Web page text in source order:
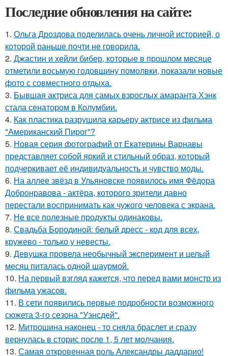
Последние обновления на сайте:
1. Ольга Дроздова поделилась очень личной историей, о
которой раньше почти не говорила.
2. Джастин и хейли бибер, которые в прошлом месяце
отметили восьмую годовщину помолвки, показали новые
фото с совместного отдыха.
3. Бывшая актриса для самых взрослых амаранта Хэнк
стала сенатором в Колумбии.
4. Как пластика разрушила карьеру актрисе из фильма
"Американский Пирог"?
5. Новая серия фотографий от Екатерины Варнавы
представляет собой яркий и стильный образ, который
подчеркивает её индивидуальность и чувство моды.
6. На аллее звёзд в Ульяновске появилось имя Фёдора
Добронравова - актёра, которого зрители давно
перестали воспринимать как чужого человека с экрана.
7. Не все полезные продукты одинаковы.
8. Свадьба Бородиной: белый дресс - код для всех,
кружево - только у невесты.
9. Девушка провела необычный эксперимент и целый
месяц питалась одной шаурмой.
10. На первый взгляд кажется, что перед вами монстр из
фильма ужасов.
11. В сети появились первые подробности возможного
сюжета 3-го сезона "Уэнсдей".
12. Митрошина наконец - то сняла браслет и сразу
вернулась в сторис после 1, 5 лет молчания.
13. Самая откровенная роль Александры даддарио!